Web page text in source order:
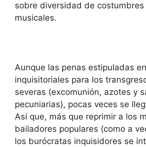
sobre diversidad de
musicales.
Aunque las penas estipuladas
inquisitoriales para los
severas (excomunión, azotes y
pecuniarias), pocas veces se
Así que, más que reprimir a los
bailadores populares (como a
los burócratas inquisidores se